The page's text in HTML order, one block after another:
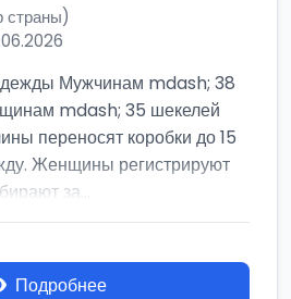
страны)
Мужчинам mdash; 38
mdash; 35 шекелей
переносят коробки до 15
Женщины регистрируют
за...
Подробнее